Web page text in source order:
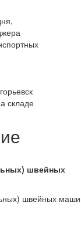
складе
швейных